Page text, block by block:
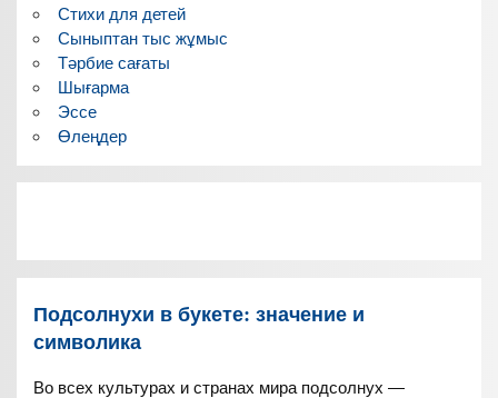
Стихи для детей
Сыныптан тыс жұмыс
Тәрбие сағаты
Шығарма
Эссе
Өлеңдер
Подсолнухи в букете: значение и
символика
Во всех культурах и странах мира подсолнух —